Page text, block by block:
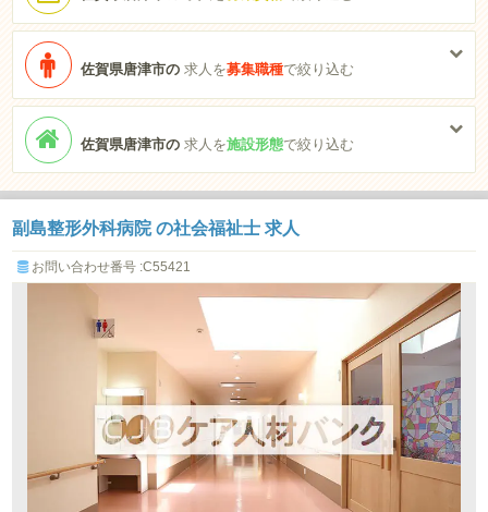
佐賀県唐津市の求人を募集職種で絞り込む
佐賀県唐津市の求人を施設形態で絞り込む
副島整形外科病院 の社会福祉士 求人
お問い合わせ番号 :C55421